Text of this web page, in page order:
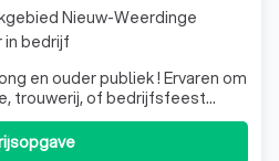
publiek ! Ervaren om
trouwerij, of bedrijfsfeest
!
Nieuw-Weerdinge
in bedrijf